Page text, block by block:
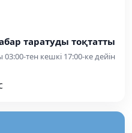
таратуды тоқтатты
тен кешкі 17:00-ке дейін